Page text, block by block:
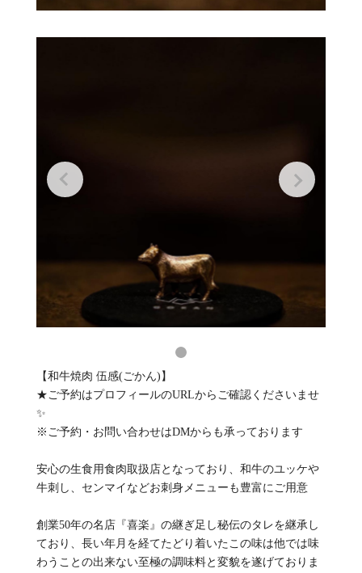
【和牛焼肉 伍感(ごかん)】
★ご予約はプロフィールのURLからご確認くださいませ
✨
※ご予約・お問い合わせはDMからも承っております
安心の生食用食肉取扱店となっており、和牛のユッケや
牛刺し、センマイなどお刺身メニューも豊富にご用意
創業50年の名店『喜楽』の継ぎ足し秘伝のタレを継承し
ており、長い年月を経てたどり着いたこの味は他では味
わうことの出来ない至極の調味料と変貌を遂げておりま